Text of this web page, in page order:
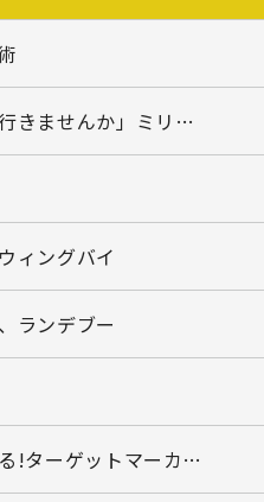
ンテナの展開成功
「はるか」
と
ンテーブル試験
ペ
歴
か」ミリオンキャンペーン
ィングバイ
ランデブー
ゲットマーカーも分離